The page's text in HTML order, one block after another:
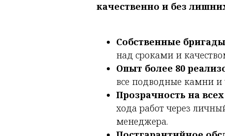
качественно и без
Собственные
над сроками и
Опыт более 80
все подводные камни и
Прозрачность на
хода работ через
менеджера.